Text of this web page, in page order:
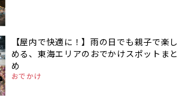
【屋内で快適に！】雨の日でも親子で楽し
める、東海エリアのおでかけスポットまと
め
おでかけ